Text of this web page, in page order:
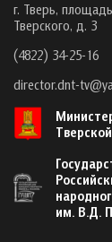
г. Тверь,
Тверского, д. 3
(4822) 34-25-16
director.dnt-
им. В.Д.